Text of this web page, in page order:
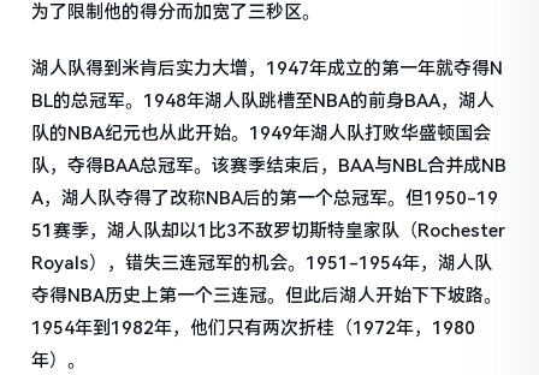
为了限制他的得分而加宽了三秒区。
湖人队得到米肯后实力大增，1947年成立的第一年就夺得N
BL的总冠军。1948年湖人队跳槽至NBA的前身BAA，湖人
队的NBA纪元也从此开始。1949年湖人队打败华盛顿国会
队，夺得BAA总冠军。该赛季结束后，BAA与NBL合并成NB
A，湖人队夺得了改称NBA后的第一个总冠军。但1950-19
51赛季，湖人队却以1比3不敌罗切斯特皇家队（Rochester
Royals），错失三连冠军的机会。1951-1954年，湖人队
夺得NBA历史上第一个三连冠。但此后湖人开始下下坡路。
1954年到1982年，他们只有两次折桂（1972年，1980
年）。